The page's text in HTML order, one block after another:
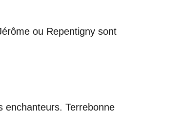
ou Repentigny sont
enchanteurs. Terrebonne